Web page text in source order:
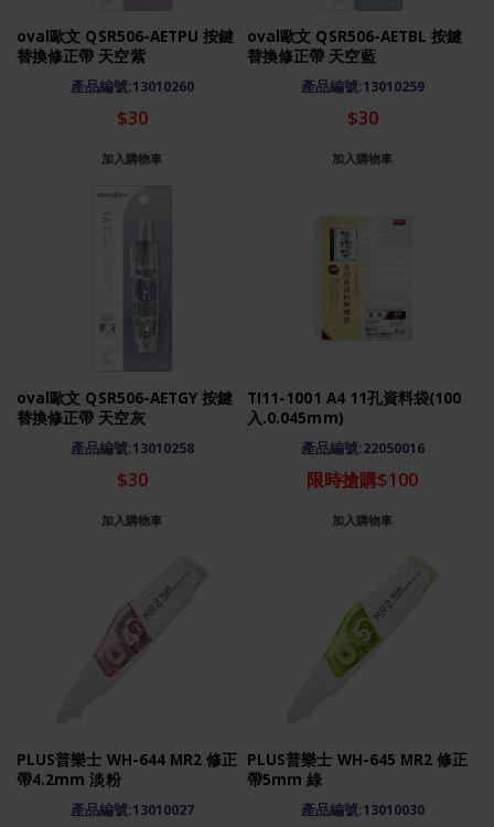
oval歐文 QSR506-AETPU 按鍵
替換修正帶 天空紫
產品編號:13010260
$30
加入購物車
oval歐文 QSR506-AETBL 按鍵
替換修正帶 天空藍
產品編號:13010259
$30
加入購物車
oval歐文 QSR506-AETGY 按鍵
替換修正帶 天空灰
產品編號:13010258
$30
加入購物車
TI11-1001 A4 11孔資料袋(100
入.0.045mm)
產品編號:22050016
限時搶購$100
加入購物車
PLUS普樂士 WH-644 MR2 修正
帶4.2mm 淡粉
產品編號:13010027
PLUS普樂士 WH-645 MR2 修正
帶5mm 綠
產品編號:13010030